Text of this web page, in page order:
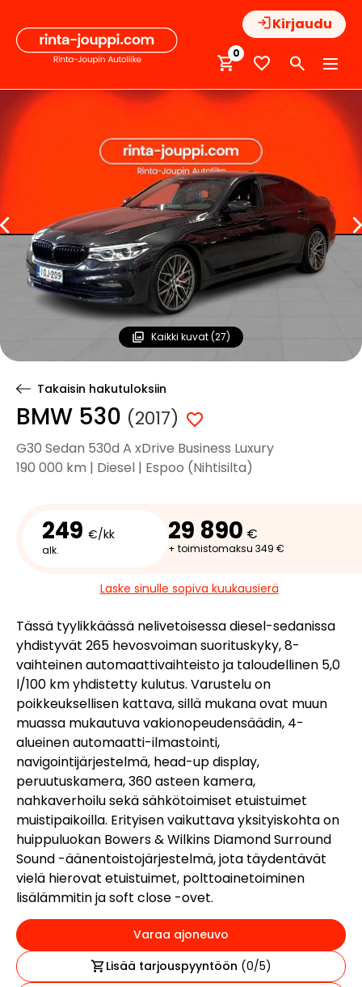
sisältöön
Kirjaudu
0
Kaikki kuvat (27)
Takaisin hakutuloksiin
BMW 530 (2017)
G30 Sedan 530d A xDrive Business Luxury
190 000 km | Diesel | Espoo (Nihtisilta)
249 €/kk
alk.
29 890 €
+ toimistomaksu 349 €
Laske sinulle sopiva kuukausierä
Tässä tyylikkäässä nelivetoisessa diesel-sedanissa
yhdistyvät 265 hevosvoiman suorituskyky, 8-
vaihteinen automaattivaihteisto ja taloudellinen 5,0
l/100 km yhdistetty kulutus. Varustelu on
poikkeuksellisen kattava, sillä mukana ovat muun
muassa mukautuva vakionopeudensäädin, 4-
alueinen automaatti-ilmastointi,
navigointijärjestelmä, head-up display,
peruutuskamera, 360 asteen kamera,
nahkaverhoilu sekä sähkötoimiset etuistuimet
muistipaikoilla. Erityisen vaikuttava yksityiskohta on
huippuluokan Bowers & Wilkins Diamond Surround
Sound -äänentoistojärjestelmä, jota täydentävät
vielä hierovat etuistuimet, polttoainetoiminen
lisälämmitin ja soft close -ovet.
Varaa ajoneuvo
Lisää tarjouspyyntöön (0/5)